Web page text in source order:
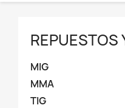
REPUESTOS
MIG
MMA
TIG